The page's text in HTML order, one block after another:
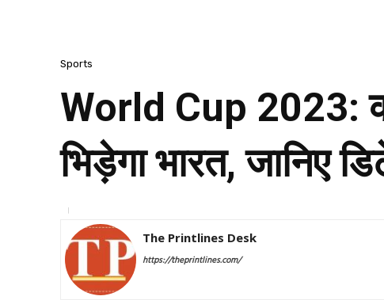
Sports
World Cup 2023:
भिड़ेगा भारत, जानिए
The Printlines Desk
https://theprintlines.com/